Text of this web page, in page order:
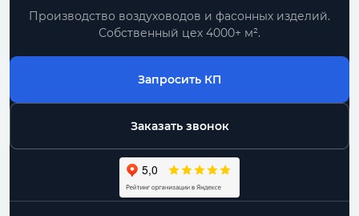
Производство воздуховодов и фасонных изделий.
Собственный цех 4000+ м².
Запросить КП
Заказать звонок